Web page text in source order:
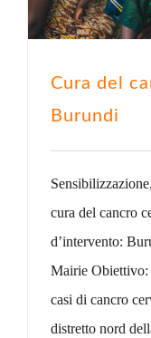
Cura del
Burundi
cura del cancro
d’intervento:
Mairie Obiettivo:
casi di cancro
distretto nord